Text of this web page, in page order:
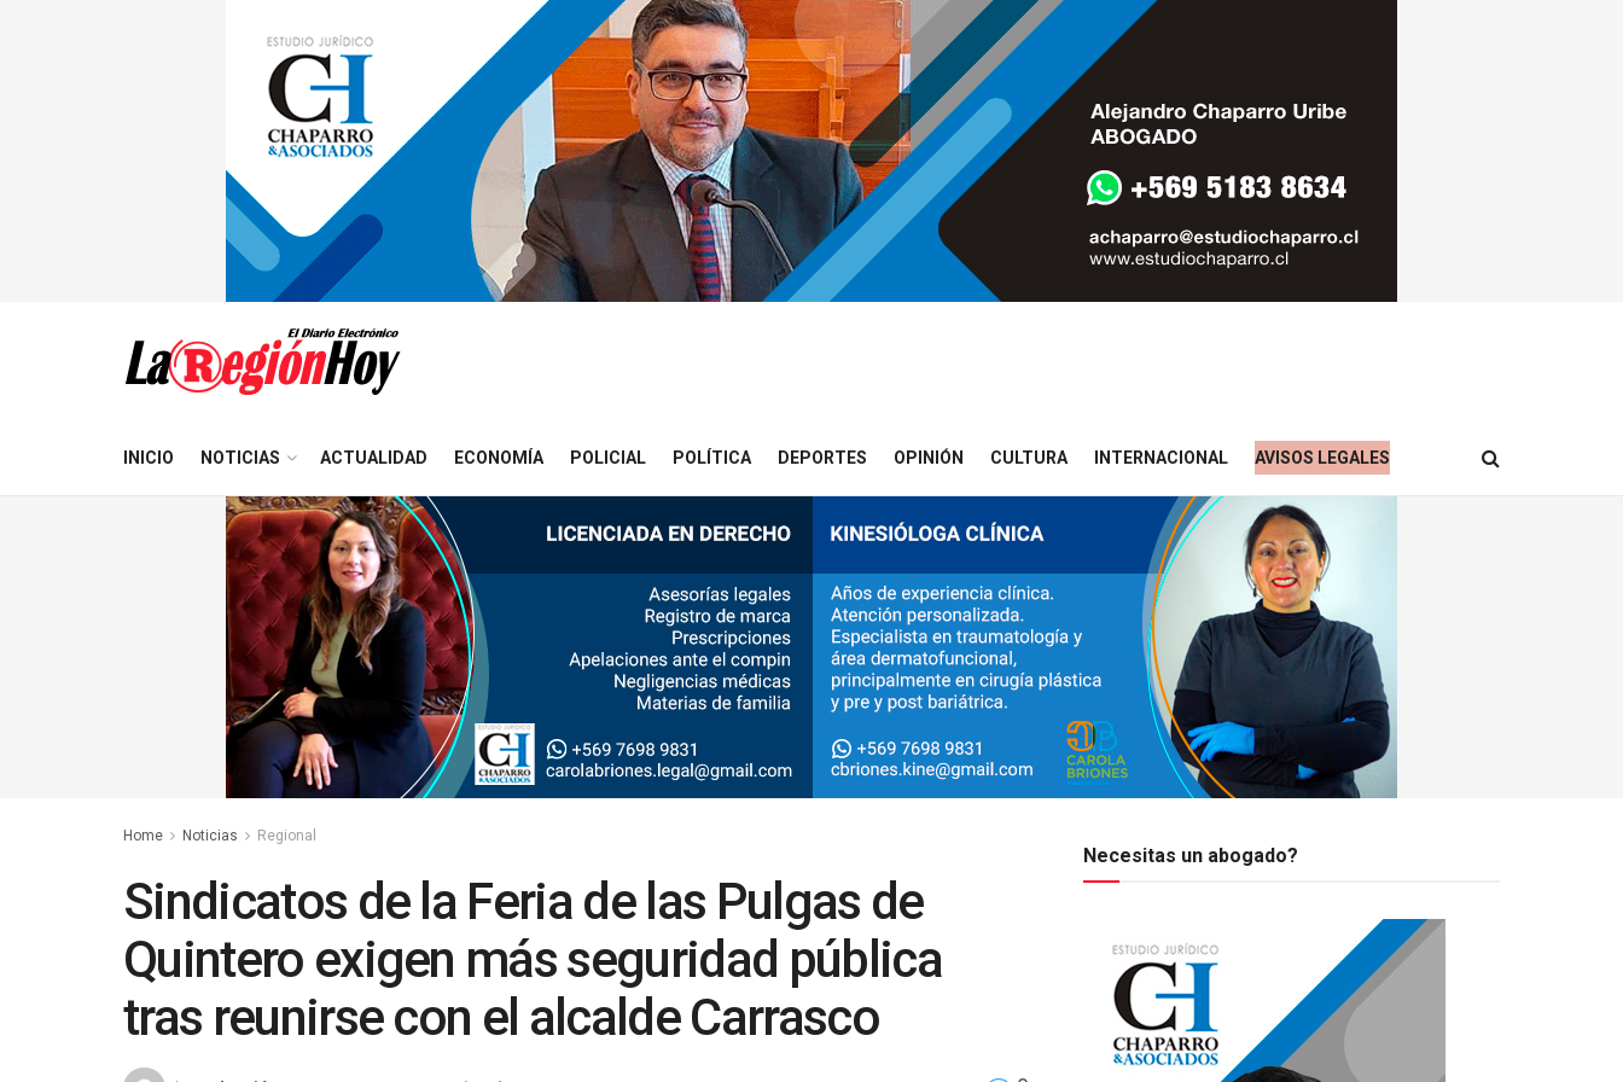
INICIO NOTICIAS ACTUALIDAD ECONOMÍA POLICIAL POLÍTICA DEPORTES OPINIÓN CULTURA INTERNACIONAL AVISOS LEGALES
Home Noticias Regional
Sindicatos de la Feria de las Pulgas de
Quintero exigen más seguridad pública
tras reunirse con el alcalde Carrasco
Necesitas un abogado?